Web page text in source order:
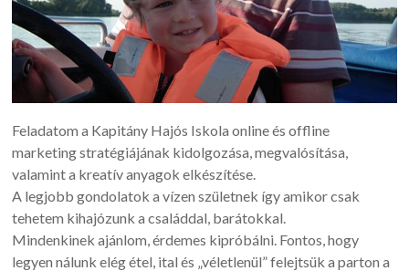
Feladatom a Kapitány Hajós Iskola online és offline
marketing stratégiájának kidolgozása, megvalósítása,
valamint a kreatív anyagok elkészítése.
A legjobb gondolatok a vízen születnek így amikor csak
tehetem kihajózunk a családdal, barátokkal.
Mindenkinek ajánlom, érdemes kipróbálni. Fontos, hogy
legyen nálunk elég étel, ital és „véletlenül” felejtsük a parton a